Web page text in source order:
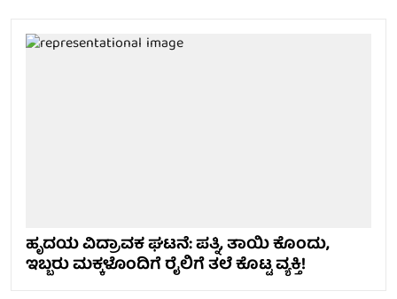
ಹೃದಯ ವಿದ್ರಾವಕ ಘಟನೆ: ಪತ್ನಿ, ತಾಯಿ ಕೊಂದು,
ಇಬ್ಬರು ಮಕ್ಕಳೊಂದಿಗೆ ರೈಲಿಗೆ ತಲೆ ಕೊಟ್ಟ ವ್ಯಕ್ತಿ!